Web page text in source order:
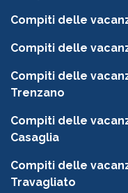
Compiti delle
Compiti delle
Compiti delle
Trenzano
Compiti delle
Casaglia
Compiti delle
Travagliato